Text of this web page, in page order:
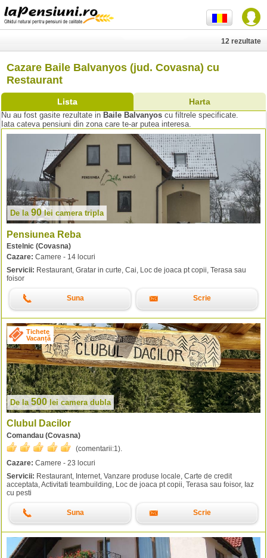
Cazare Baile Balvanyos (jud. Covasna) cu
Restaurant
Lista Harta
12 rezultate
Nu au fost gasite rezultate in Baile Balvanyos cu filtrele specificate.
Iata cateva pensiuni din zona care te-ar putea interesa.
De la 90lei camera tripla
Pensiunea Reba
Estelnic (Covasna)
Cazare: Camere - 14 locuri
Servicii: Restaurant, Gratar in curte, Cai, Loc de joaca pt copii, Terasa sau
foisor
Suna Scrie
Tichete
Vacanță
De la 500 lei camera dubla
Clubul Dacilor
Comandau (Covasna)
(comentarii:1 ).
Cazare: Camere - 23 locuri
Servicii: Restaurant, Internet, Vanzare produse locale, Carte de credit
acceptata, Activitati teambuilding, Loc de joaca pt copii, Terasa sau foisor, Iaz
cu pesti
Suna Scrie